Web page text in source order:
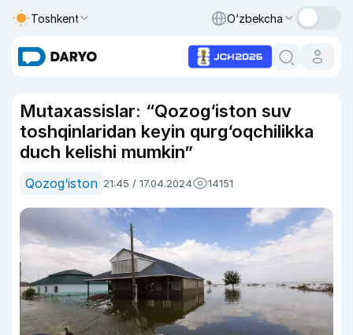
Toshkent O‘zbekcha
Mutaxassislar: “Qozog‘iston suv
toshqinlaridan keyin qurg‘oqchilikka
duch kelishi mumkin”
Qozog‘iston 21:45 / 17.04.2024 14151